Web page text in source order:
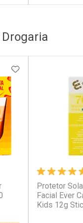
Ativar
Por
ADICIONAR AOS
Protetor
Facial Ever
Kids 12g